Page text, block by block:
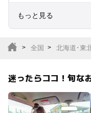
もっと見る
サファリパーク
全国 北海道･東
迷ったらココ！旬な